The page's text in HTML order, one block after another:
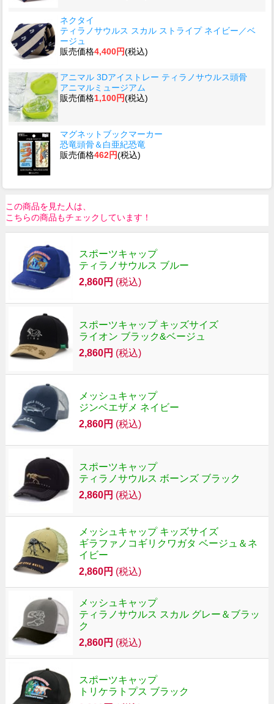
ネクタイ
ティラノサウルス スカル ストライプ ネイビー／ベ
ージュ
販売価格4,400円(税込)
アニマル 3Dアイストレー ティラノサウルス頭骨
アニマルミュージアム
販売価格1,100円(税込)
マグネットブックマーカー
恐竜頭骨＆白亜紀恐竜
販売価格462円(税込)
この商品を見た人は、
こちらの商品もチェックしています！
スポーツキャップ
ティラノサウルス ブルー
2,860円 (税込)
スポーツキャップ キッズサイズ
ライオン ブラック&ベージュ
2,860円 (税込)
メッシュキャップ
ジンベエザメ ネイビー
2,860円 (税込)
スポーツキャップ
ティラノサウルス ボーンズ ブラック
2,860円 (税込)
メッシュキャップ キッズサイズ
ギラファノコギリクワガタ ベージュ＆ネ
イビー
2,860円 (税込)
メッシュキャップ
ティラノサウルス スカル グレー＆ブラッ
ク
2,860円 (税込)
スポーツキャップ
トリケラトプス ブラック